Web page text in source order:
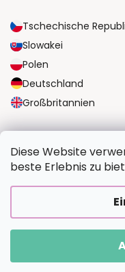
Diese Website
beste Erlebnis zu
Tschechische
Slowakei
Polen
Deutschland
Großbritannien
SICHERE
Erstellt von